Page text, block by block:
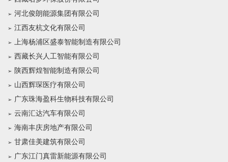
河北俊朗能源集团有限公司
江西友杭文化有限公司
上海杨浦区盛泰智能制造有限公司
西藏长兴人工智能有限公司
陕西辉煌智能制造有限公司
山西辉琛医疗有限公司
广东珠海盈科生物科技有限公司
云南汇达汽车有限公司
海南丰庆房地产有限公司
甘肃佳美建筑有限公司
广东江门真雷新能源有限公司